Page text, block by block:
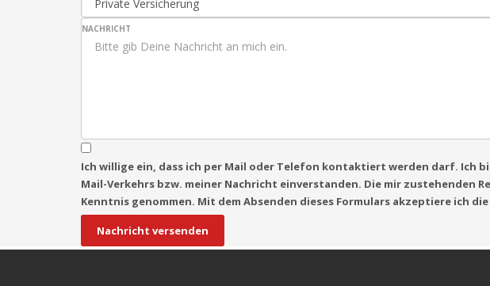
NACHRICHT
Ich willige ein, dass ich per Mail oder Telefon kontaktiert werden darf. Ich
Mail-Verkehrs bzw. meiner Nachricht einverstanden. Die mir
Kenntnis genommen. Mit dem Absenden dieses Formulars akzeptiere ich
Nachricht versenden